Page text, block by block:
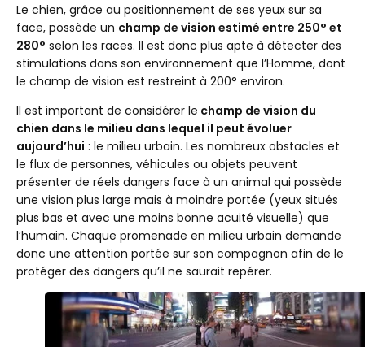
Le chien, grâce au positionnement de ses yeux sur sa
face, possède un champ de vision estimé entre 250° et
280° selon les races. Il est donc plus apte à détecter des
stimulations dans son environnement que l’Homme, dont
le champ de vision est restreint à 200° environ.
Il est important de considérer le champ de vision du
chien dans le milieu dans lequel il peut évoluer
aujourd’hui : le milieu urbain. Les nombreux obstacles et
le flux de personnes, véhicules ou objets peuvent
présenter de réels dangers face à un animal qui possède
une vision plus large mais à moindre portée (yeux situés
plus bas et avec une moins bonne acuité visuelle) que
l’humain. Chaque promenade en milieu urbain demande
donc une attention portée sur son compagnon afin de le
protéger des dangers qu’il ne saurait repérer.